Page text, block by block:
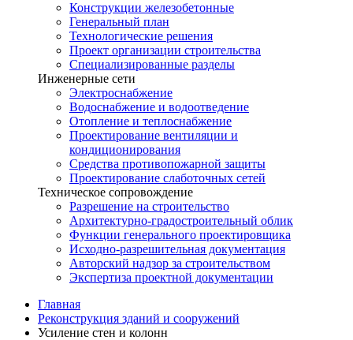
Конструкции железобетонные
Генеральный план
Технологические решения
Проект организации строительства
Специализированные разделы
Инженерные сети
Электроснабжение
Водоснабжение и водоотведение
Отопление и теплоснабжение
Проектирование вентиляции и
кондиционирования
Средства противопожарной защиты
Проектирование слаботочных сетей
Техническое сопровождение
Разрешение на строительство
Архитектурно-градостроительный облик
Функции генерального проектировщика
Исходно-разрешительная документация
Авторский надзор за строительством
Экспертиза проектной документации
Главная
Реконструкция зданий и сооружений
Усиление стен и колонн